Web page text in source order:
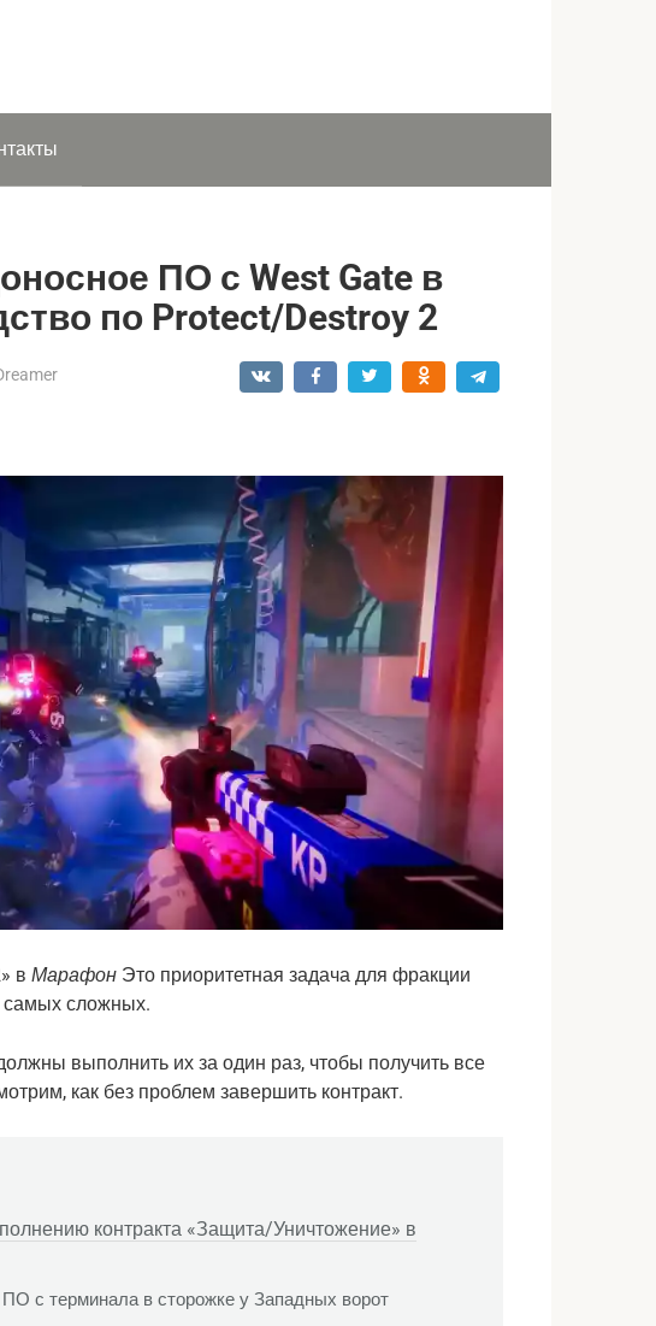
ПО с West Gate в
по Protect/Destroy 2
в Марафон Это приоритетная задача для фракции
самых сложных.
выполнить их за один раз, чтобы получить все
как без проблем завершить контракт.
контракта «Защита/Уничтожение» в
ПО с терминала в сторожке у Западных ворот